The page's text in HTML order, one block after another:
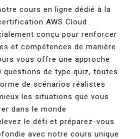
cours en ligne dédié à la
AWS Cloud
conçu pour renforcer
et compétences de manière
vous offre une approche
questions de type quiz, toutes
de scénarios réalistes
les situations que vous
dans le monde
le défi et préparez-vous
avec notre cours unique